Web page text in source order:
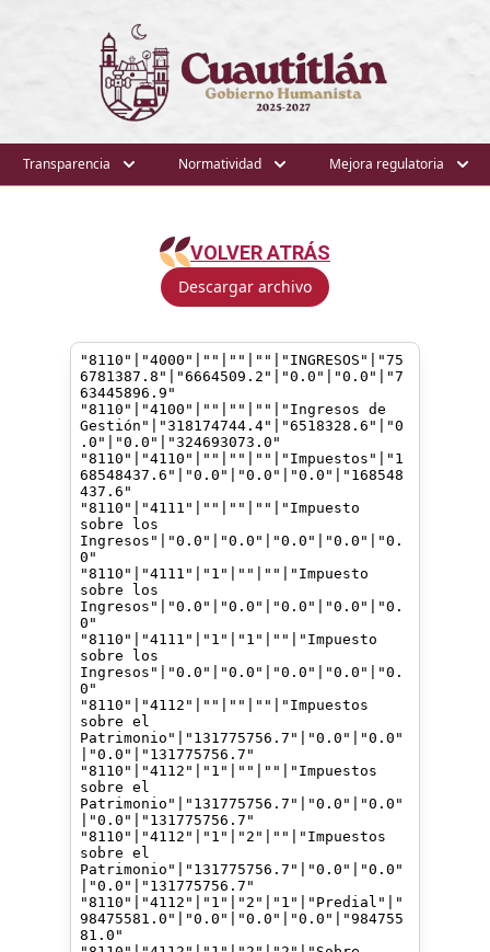
Transparencia Normatividad Mejora regulatoria
VOLVER ATRÁS
Descargar archivo